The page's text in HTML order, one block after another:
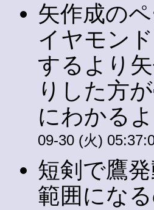
矢作成の
イヤモン
するより
りした方
にわかる
09-30 (火)
短剣で鷹
範囲にな